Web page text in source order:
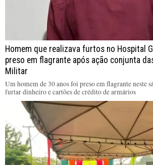
Homem que realizava furtos no Hospital
preso em flagrante após ação conjunta
Militar
Um homem de 30 anos foi preso em flagrante neste
furtar dinheiro e cartões de crédito de armários